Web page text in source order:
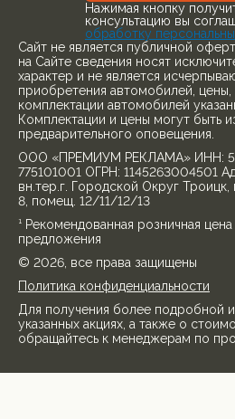
Нажимая кнопку
консультацию вы
обработку
Cайт не является публичной
на Сайте сведения носят
характер и не является
приобретения автомобилей,
комплектации автомобилей
Комплектации и цены могут быть
предварительного оповещения.
ООО «ПРЕМИУМ РЕКЛАМА» ИНН:
775101001 ОГРН: 1145263004501
вн.тер.г. Городской Округ Троицк,
8, помещ. 12/11/12/13
¹ Рекомендованная розничная
предложения
© 2026, все права защищены
Политика конфиденциальности
Для получения более подробной
указанных акциях, а также о
обращайтесь к менеджерам по